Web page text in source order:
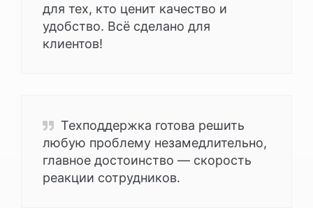
для тех, кто ценит качество и
удобство. Всё сделано для
клиентов!
Техподдержка готова решить
любую проблему незамедлительно,
главное достоинство — скорость
реакции сотрудников.